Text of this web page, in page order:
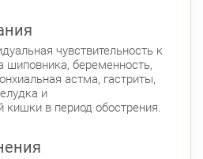
чувствительность к
шиповника, беременность,
астма, гастриты,
и
кишки в период обострения.